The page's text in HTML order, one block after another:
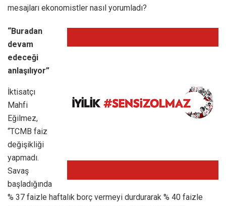
mesajları ekonomistler nasıl yorumladı?
“Buradan
devam
edeceği
anlaşılıyor”
İktisatçı
Mahfi
Eğilmez,
“TCMB faiz
değişikliği
yapmadı.
Savaş
başladığında
% 37 faizle haftalık borç vermeyi durdurarak % 40 faizle